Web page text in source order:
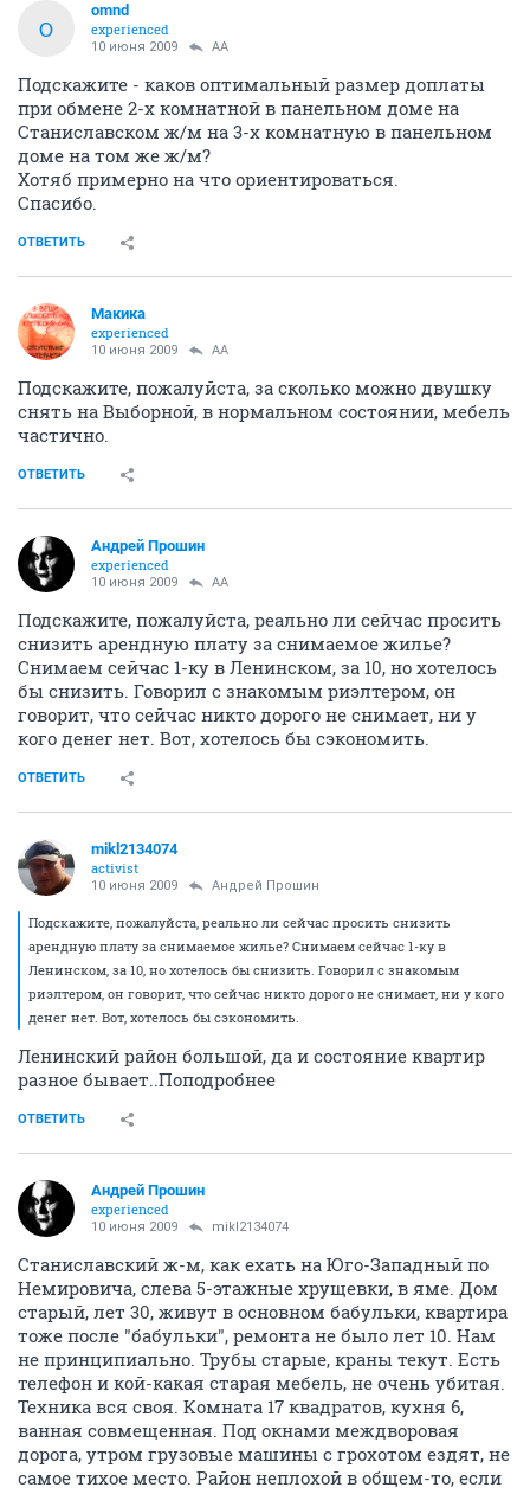
O
omnd
experienced
10 июня 2009 AA
Подскажите - каков оптимальный размер доплаты
при обмене 2-х комнатной в панельном доме на
Станиславском ж/м на 3-х комнатную в панельном
доме на том же ж/м?
Хотяб примерно на что ориентироваться.
Спасибо.
ОТВЕТИТЬ
Макика
experienced
10 июня 2009 AA
Подскажите, пожалуйста, за сколько можно двушку
снять на Выборной, в нормальном состоянии, мебель
частично.
ОТВЕТИТЬ
Андрей Прошин
experienced
10 июня 2009 AA
Подскажите, пожалуйста, реально ли сейчас просить
снизить арендную плату за снимаемое жилье?
Снимаем сейчас 1-ку в Ленинском, за 10, но хотелось
бы снизить. Говорил с знакомым риэлтером, он
говорит, что сейчас никто дорого не снимает, ни у
кого денег нет. Вот, хотелось бы сэкономить.
ОТВЕТИТЬ
mikl2134074
activist
10 июня 2009 Андрей Прошин
Подскажите, пожалуйста, реально ли сейчас просить снизить
арендную плату за снимаемое жилье? Снимаем сейчас 1-ку в
Ленинском, за 10, но хотелось бы снизить. Говорил с знакомым
риэлтером, он говорит, что сейчас никто дорого не снимает, ни у кого
денег нет. Вот, хотелось бы сэкономить.
Ленинский район большой, да и состояние квартир
разное бывает..Поподробнее
ОТВЕТИТЬ
Андрей Прошин
experienced
10 июня 2009 mikl2134074
Станиславский ж-м, как ехать на Юго-Западный по
Немировича, слева 5-этажные хрущевки, в яме. Дом
старый, лет 30, живут в основном бабульки, квартира
тоже после "бабульки", ремонта не было лет 10. Нам
не принципиально. Трубы старые, краны текут. Есть
телефон и кой-какая старая мебель, не очень убитая.
Техника вся своя. Комната 17 квадратов, кухня 6,
ванная совмещенная. Под окнами междворовая
дорога, утром грузовые машины с грохотом ездят, не
самое тихое место. Район неплохой в общем-то, если